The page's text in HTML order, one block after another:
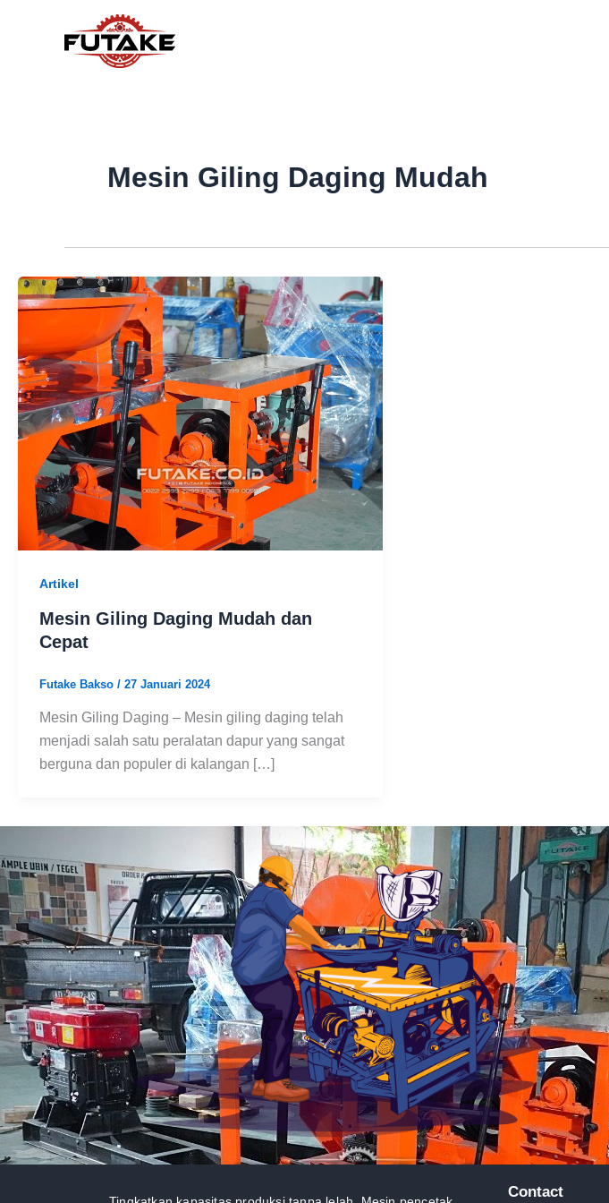
Mesin Giling Daging Mudah
Artikel
Mesin Giling Daging Mudah dan
Cepat
Futake Bakso / 27 Januari 2024
Mesin Giling Daging – Mesin giling daging telah
menjadi salah satu peralatan dapur yang sangat
berguna dan populer di kalangan […]
Contact